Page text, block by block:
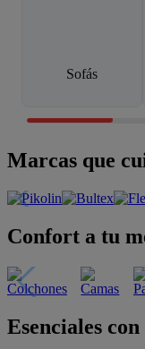
Sofás
Marcas que
Confort a tu
Esenciales